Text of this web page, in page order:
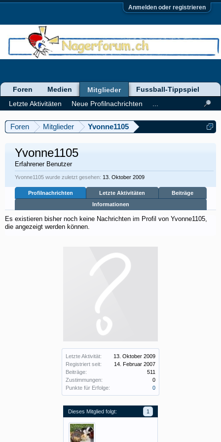
Anmelden oder registrieren
Foren Mitglieder Yvonne1105
Letzte Aktivität:
13. Oktober 2009
Registriert seit:
14. Februar 2007
Beiträge:
511
Zustimmungen:
0
Punkte für Erfolge:
0
Dieses Mitglied folgt: 1
Yvonne1105
Erfahrener Benutzer
Yvonne1105 wurde zuletzt gesehen: 13. Oktober 2009
Profilnachrichten Letzte Aktivitäten
Beiträge
Informationen
Es existieren bisher noch keine Nachrichten im Profil von Yvonne1105,
die angezeigt werden können.
Foren Medien
Mitglieder
Letzte Aktivitäten
Neue Profilnachrichten
Fussball-Tippspiel